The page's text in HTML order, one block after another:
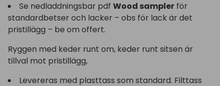
Se nedladdningsbar pdf Wood sampler för
standardbetser och lacker – obs för lack är det
pristillägg – be om offert.
Ryggen med keder runt om, keder runt sitsen är
tillval mot pristillägg,
Levereras med plasttass som standard. Filttass